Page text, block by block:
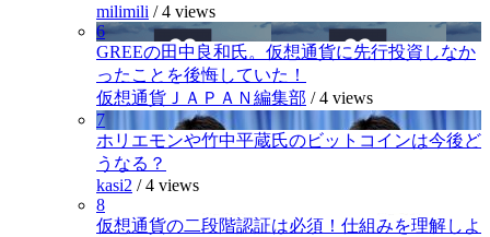
milimili /4 views
6
GREEの田中良和氏。仮想通貨に先行投資しなか
ったことを後悔していた！
仮想通貨ＪＡＰＡＮ編集部 /4 views
7
ホリエモンや竹中平蔵氏のビットコインは今後ど
うなる？
kasi2 /4 views
8
仮想通貨の二段階認証は必須！仕組みを理解しよ